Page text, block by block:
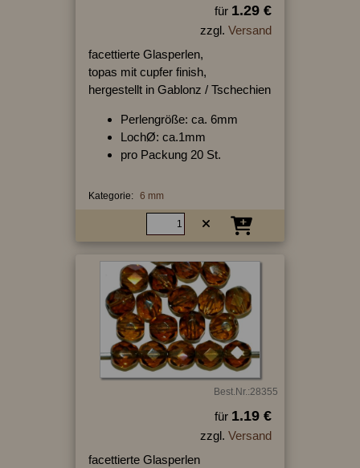
für 1.29 €
zzgl. Versand
facettierte Glasperlen,
topas mit cupfer finish,
hergestellt in Gablonz / Tschechien
Perlengröße: ca. 6mm
LochØ: ca.1mm
pro Packung 20 St.
Kategorie: 6 mm
Best.Nr.:28355
für 1.19 €
zzgl. Versand
facettierte Glasperlen